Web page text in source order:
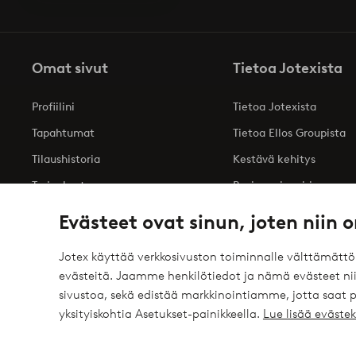
Evästeet ovat sinun, joten niin
Jotex käyttää verkkosivuston toiminnalle
evästeitä. Jaamme henkilötiedot ja nämä evästeet
sivustoa, sekä edistää markkinointiamme, jotta saat
yksityiskohtia Asetukset-painikkeella. Lue lisää
Omat sivut
Profiilini
Tapahtumat
Tilaushistoria
Tarjoukset
Tietoa Jotexista
Tietoa Jotexista
Tietoa Ellos Groupista
Kestävä kehitys
Business inquiries
Saavutettavuusseloste
Turvalliset maksut – maksa nyt tai erissä
Haluatko tietää ? elpy